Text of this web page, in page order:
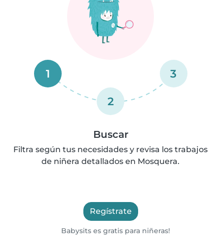
1
2
3
Buscar
Filtra según tus necesidades y revisa los trabajos
de niñera detallados en Mosquera.
Regístrate
Babysits es gratis para niñeras!